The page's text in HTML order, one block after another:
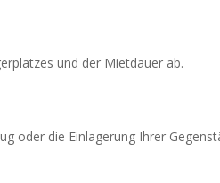
und der Mietdauer ab.
oder die Einlagerung Ihrer